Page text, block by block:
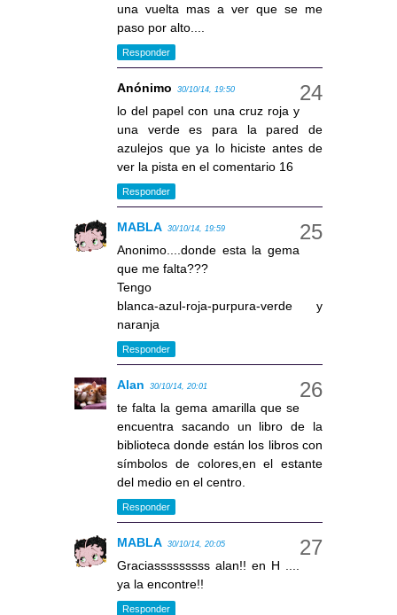
una vuelta mas a ver que se me
paso por alto....
Responder
Anónimo 30/10/14, 19:50
lo del papel con una cruz roja y
una verde es para la pared de
azulejos que ya lo hiciste antes de
ver la pista en el comentario 16
Responder
MABLA 30/10/14, 19:59
Anonimo....donde esta la gema
que me falta???
Tengo
blanca-azul-roja-purpura-verde y
naranja
Responder
Alan 30/10/14, 20:01
te falta la gema amarilla que se
encuentra sacando un libro de la
biblioteca donde están los libros con
símbolos de colores,en el estante
del medio en el centro.
Responder
MABLA 30/10/14, 20:05
Graciasssssssss alan!! en H ....
ya la encontre!!
Responder